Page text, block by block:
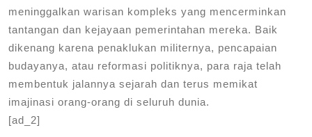
meninggalkan warisan kompleks yang mencerminkan
tantangan dan kejayaan pemerintahan mereka. Baik
dikenang karena penaklukan militernya, pencapaian
budayanya, atau reformasi politiknya, para raja telah
membentuk jalannya sejarah dan terus memikat
imajinasi orang-orang di seluruh dunia.
[ad_2]